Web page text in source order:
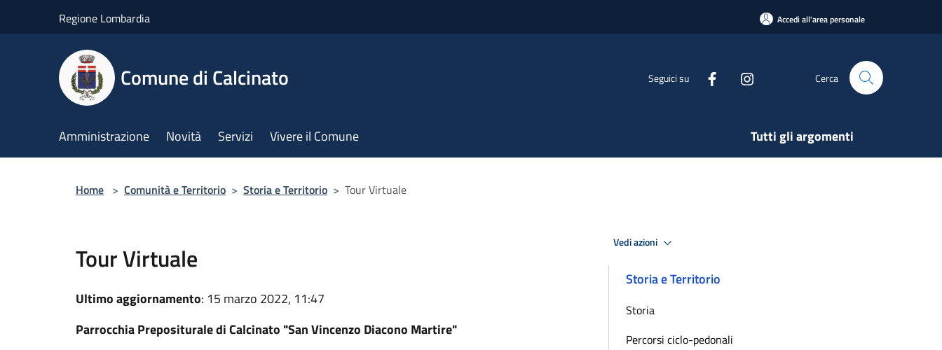
Regione Lombardia Accedi all'area personale
Comune di Calcinato Seguici su Cerca
Amministrazione Novità Servizi Vivere il Comune Tutti gli argomenti
Home > Comunità e Territorio > Storia e Territorio > Tour Virtuale
Tour Virtuale
Ultimo aggiornamento: 15 marzo 2022, 11:47
Parrocchia Prepositurale di Calcinato "San Vincenzo Diacono Martire"
Vedi azioni
Storia e Territorio
Storia
Percorsi ciclo-pedonali